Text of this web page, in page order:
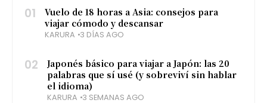
01
Vuelo de 18 horas a Asia: consejos para
viajar cómodo y descansar
KARURA 3 DÍAS AGO
02
Japonés básico para viajar a Japón: las 20
palabras que sí usé (y sobreviví sin hablar
el idioma)
KARURA 3 SEMANAS AGO